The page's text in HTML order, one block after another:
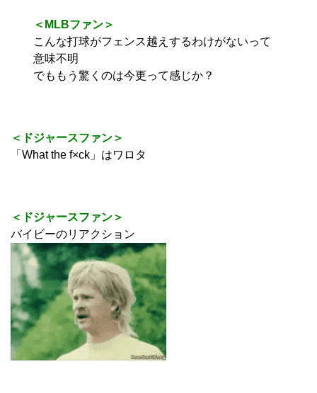
＜MLBファン＞
こんな打球がフェンス越えするわけがないって
意味不明
でももう驚くのは今更って感じか？
＜ドジャースファン＞
「What the f×ck」はワロタ
＜ドジャースファン＞
バイビーのリアクション